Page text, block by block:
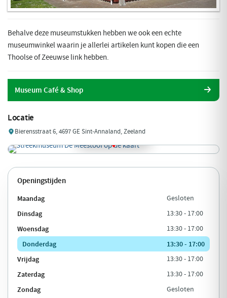
Behalve deze museumstukken hebben we ook een echte
museumwinkel waarin je allerlei artikelen kunt kopen die een
Thoolse of Zeeuwse link hebben.
Museum Café & Shop
Locatie
Bierensstraat 6, 4697 GE Sint-Annaland, Zeeland
Openingstijden
Maandag Gesloten
Dinsdag 13:30 - 17:00
Woensdag 13:30 - 17:00
Donderdag
13:30 - 17:00
Vrijdag
13:30 - 17:00
Zaterdag 13:30 - 17:00
Zondag Gesloten